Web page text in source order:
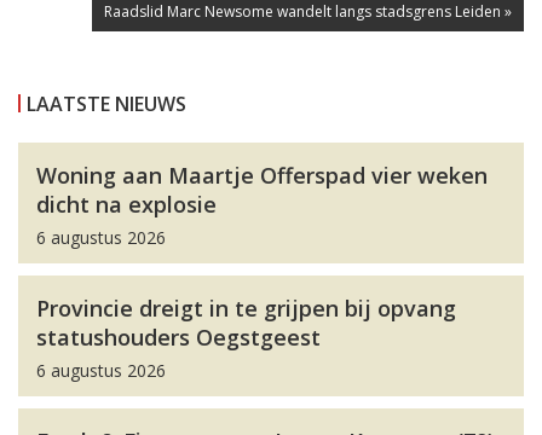
Raadslid Marc Newsome wandelt langs stadsgrens Leiden »
LAATSTE NIEUWS
Woning aan Maartje Offerspad vier weken
dicht na explosie
6 augustus 2026
Provincie dreigt in te grijpen bij opvang
statushouders Oegstgeest
6 augustus 2026